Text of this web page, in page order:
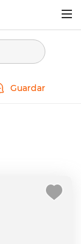
Guardar